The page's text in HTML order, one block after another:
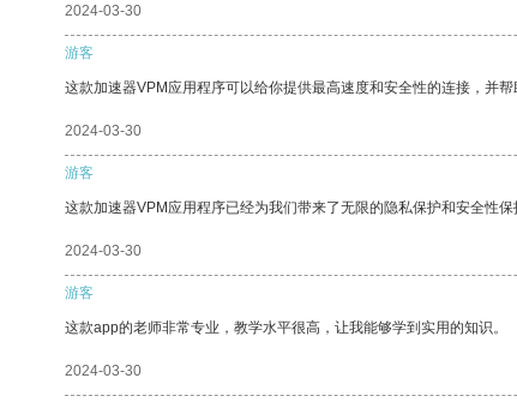
2024-03-30
游客
这款加速器VPM应用程序可以给你提供最高速度和安全性的连接，并帮
2024-03-30
游客
这款加速器VPM应用程序已经为我们带来了无限的隐私保护和安全性保
2024-03-30
游客
这款app的老师非常专业，教学水平很高，让我能够学到实用的知识。
2024-03-30